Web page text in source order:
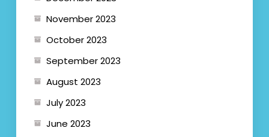
November 2023
October 2023
September 2023
August 2023
July 2023
June 2023